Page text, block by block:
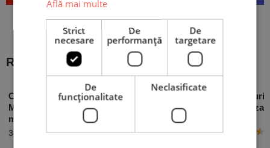
Recomandări populare:
Cană Personalizată
Mamă Fiu cu nume și
mesaj
34,90
Pernă Personalizată
cu mesaj – V-Day
Set Cadouri
Află mai multe
Strict
necesare
De
performanță
De
targetare
De
funcţionalitate
Neclasificate